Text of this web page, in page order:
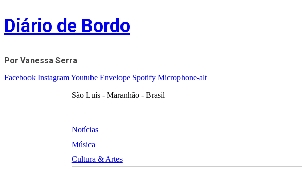
Skip
to
content
Diário de Bordo
Por Vanessa Serra
Facebook InstagramYoutube Envelope Spotify Microphone-alt
São Luís - Maranhão - Brasil
Notícias
Música
Cultura & Artes